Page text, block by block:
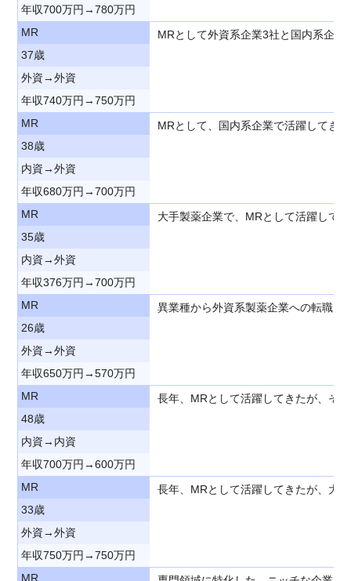
年収700万円→780万円
MR
MRとして外資系企業3社と国内系企
37歳
外資→外資
年収740万円→750万円
MR
MRとして、国内系企業で活躍してき
38歳
内資→外資
年収680万円→700万円
MR
大手製薬企業で、MRとして活躍して
35歳
内資→外資
年収376万円→700万円
MR
異業種から外資系製薬企業への転職を
26歳
外資→外資
年収650万円→570万円
MR
長年、MRとして活躍してきたが、そ
48歳
内資→内資
年収700万円→600万円
MR
長年、MRとして活躍してきたが、大
33歳
外資→外資
年収750万円→750万円
MR